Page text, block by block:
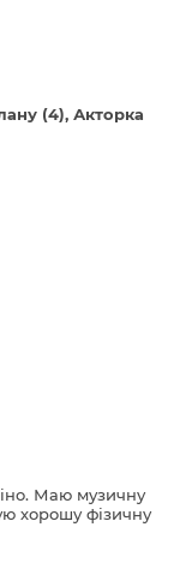
(4) Акторка
Маю музичну
хорошу фізичну